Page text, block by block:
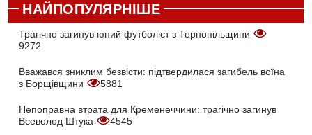
НАЙПОПУЛЯРНІШЕ
Трагічно загинув юний футболіст з Тернопільщини
9272
Вважався зниклим безвісти: підтвердилася загибель воїна
з Борщівщини
5881
Непоправна втрата для Кременеччини: трагічно загинув
Всеволод Штука
4545